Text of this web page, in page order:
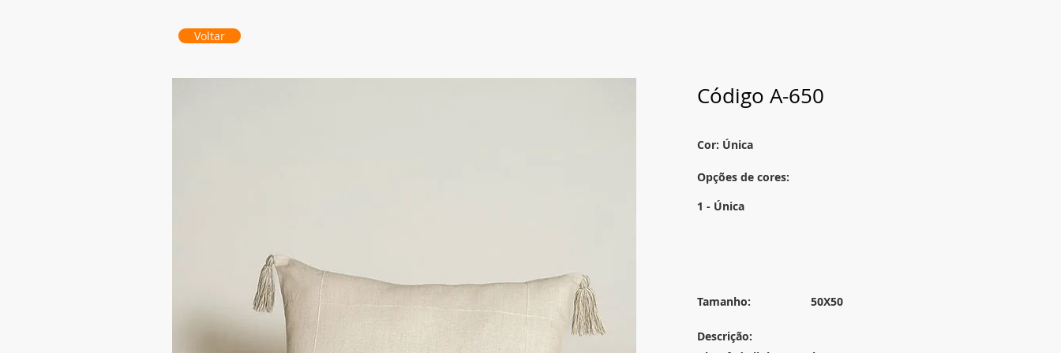
Voltar
Código A-650
Cor: Única
Opções de cores:
1 - Única
Tamanho: 50X50
Descrição: